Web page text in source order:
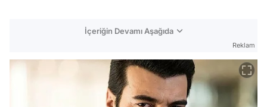
İçeriğin Devamı Aşağıda
Reklam